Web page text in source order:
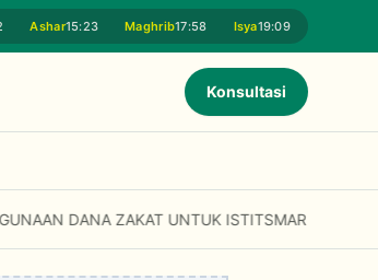
Ashar15:23 Maghrib17:58 Isya19:09
Konsultasi
Usaha dan Fasilitas Umum? Simak Penjelasan